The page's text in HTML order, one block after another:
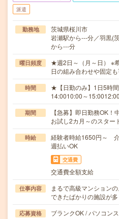
派遣
勤務地
茨城県桜川市
岩瀬駅から---分／羽黒(
から---分
曜日頻度
★週2日～（月～日） ※
日の組み合わせや固定も
時間
★【日勤のみ】1日5時
14:0010:00～
期間
【急募】即日勤務OK
お試し2カ月～のスター
時給
経験者時給1650円～
週払いOK
交通費
交通費全額支給
仕事内容
まるで高級マンション
できたばかりの施設が
応募資格
ブランクOK / パソコン